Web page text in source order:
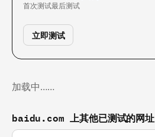
首次测试最后测试
立即测试
加载中……
baidu.com 上其他已测试的网址